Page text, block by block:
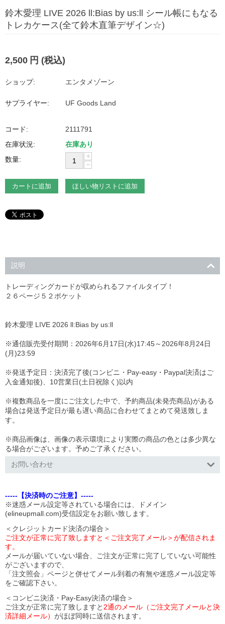
鈴木愛理 LIVE 2026 ll:Bias by us:ll シール帳にもなる
トレカケース(全て鈴木直筆デザイン☆)
2,500 円 (税込)
ショップ: エンタメゾーン
サプライヤー: UF Goods Land
コード:
2111791
在庫状況:
在庫あり
数量:
+
−
カートに追加 ほしい物リストに追加
説明
トレーディングカードが収められるファイルタイプ！
２６ページ５２ポケット
鈴木愛理 LIVE 2026 ll:Bias by us:ll
※通信販売受付期間：2026年6月17日(水)17:45～2026年8月24日
(月)23:59
※発送予定日：決済完了後(コンビニ・Pay-easy・Paypal決済はご
入金通知後)、10営業日(土日祝除く)以内
※複数商品を一度にご注文した中で、予約商品(未発売商品)がある
場合は発送予定日が最も遅い商品に合わせてまとめて発送致しま
す。
※商品画像は、画像の表示環境により実際の商品の色とは多少異な
る場合がございます。予めご了承ください。
お問い合わせ
-----【決済時のご注意】-----
※迷惑メール設定等されている場合には、ドメイン
(elineupmall.com)受信設定をお願い致します。
＜クレジットカード決済の場合＞
ご注文が正常に完了致しますと＜ご注文完了メール＞が配信されま
す。
メールが届いていない場合、ご注文が正常に完了していない可能性
がございますので、
「注文照会」ページと併せてメール到着の有無や迷惑メール設定等
をご確認下さい。
＜コンビニ決済・Pay-Easy決済の場合＞
ご注文が正常に完了致しますと 2通のメール（ご注文完了メールと決
済詳細メール） がほぼ同時に送信されます。